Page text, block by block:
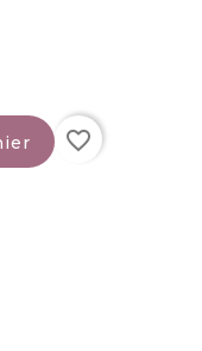
favorite_border